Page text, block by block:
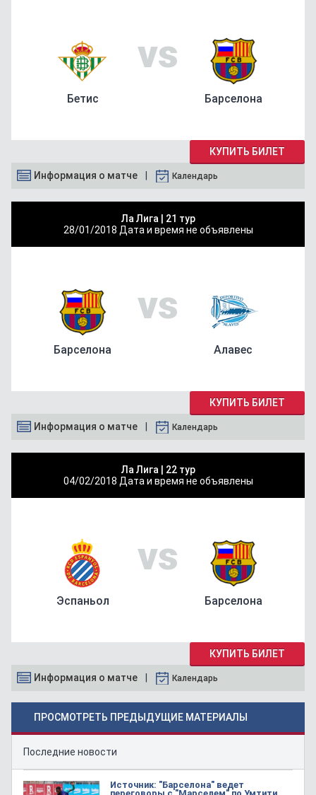
Бетис
vs
Барселона
КУПИТЬ БИЛЕТ
Информация о матче Календарь
Ла Лига | 21 тур
28/01/2018 Дата и время не объявлены
Барселона
vs
Алавес
КУПИТЬ БИЛЕТ
Информация о матче Календарь
Ла Лига | 22 тур
04/02/2018 Дата и время не объявлены
Эспаньол
vs
Барселона
КУПИТЬ БИЛЕТ
Информация о матче Календарь
ПРОСМОТРЕТЬ ПРЕДЫДУЩИЕ МАТЕРИАЛЫ
Последние новости
Источник: "Барселона" ведет